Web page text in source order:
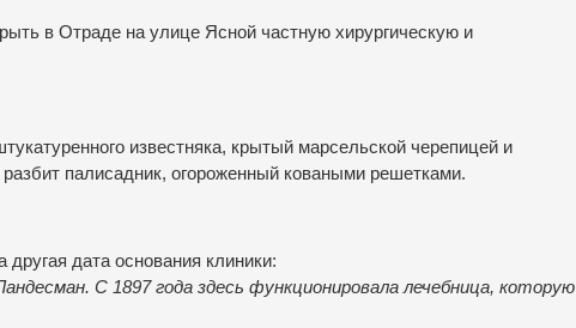
в Отраде на улице Ясной частную хирургическую и
известняка, крытый марсельской черепицей и
палисадник, огороженный коваными решетками.
дата основания клиники:
С 1897 года здесь функционировала лечебница, которую